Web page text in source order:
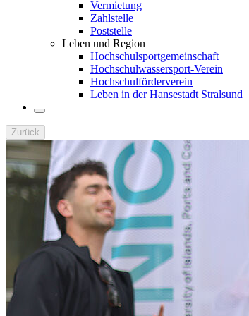
Vermietung
Zahlstelle
Poststelle
Leben und Region
Hochschulsportgemeinschaft
Hochschulwassersport-Verein
Hochschulförderverein
Leben in der Hansestadt Stralsund
Zurück